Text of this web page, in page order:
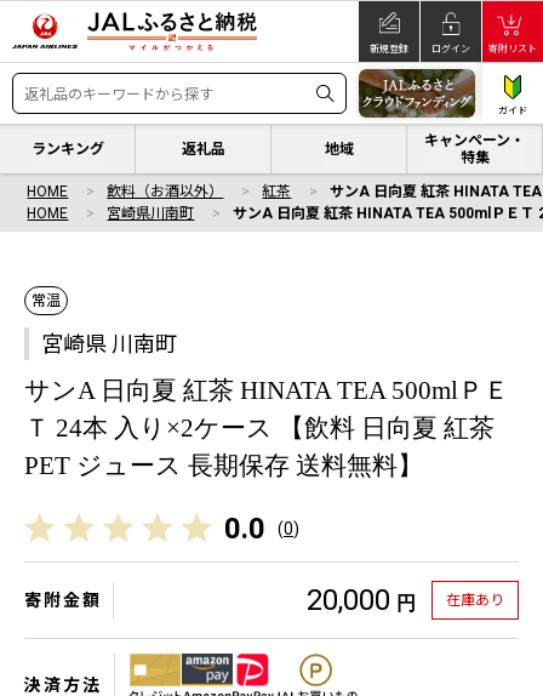
新規登録 ログイン 寄附リスト
ガイド
ランキング 返礼品 地域
キャンペーン・
特集
HOME 飲料（お酒以外） 紅茶
サンA 日向夏 紅茶 HINATA
HOME
宮崎県川南町 サンA 日向夏 紅茶 HINATA TEA 500mlＰＥＴ
常温
宮崎県 川南町
サンA 日向夏 紅茶 HINATA TEA 500mlＰＥ
Ｔ 24本 入り×2ケース 【飲料 日向夏 紅茶
PET ジュース 長期保存 送料無料】
0.0 (0)
寄附金額 20,000 円 在庫あり
決済方法